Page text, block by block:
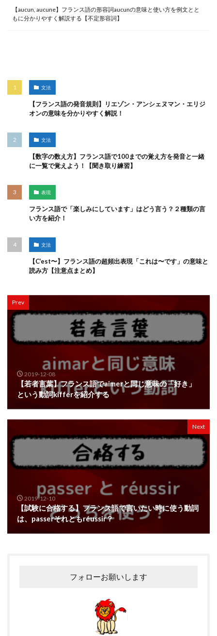
【aucun, aucune】フランス語の形容詞aucunの意味と使い方を例文とと
もに分かりやすく解説する【不定形容詞】
文法
【フランス語の発音規則】リエゾン・アンシェヌマン・エリジ
オンの意味を分かりやすく解説！
文法
【数字の数え方】フランス語で100までの覚え方を発音と一緒
に一覧で覚えよう！【聞き取り練習】
表現
フランス語で「楽しみにしています」はどう言う？２種類の言
い方を紹介！
文法
【C’est〜】フランス語の超頻出表現「これは〜です」の意味と
読み方【注意点まとめ】
Prev
2019-12-08
【若者言葉】フランス語でaimerと同じ意味の「好き」
という動詞kifferを紹介する
Next
2019-12-10
【試験に合格する】フランス語で言いたい時に使う動詞
は、passerそれともréussir？
フォローお願いします